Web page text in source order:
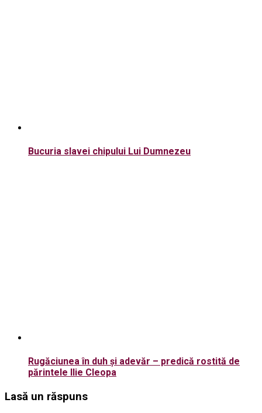
Bucuria slavei chipului Lui Dumnezeu
Rugăciunea în duh și adevăr – predică rostită de
părintele Ilie Cleopa
Lasă un răspuns